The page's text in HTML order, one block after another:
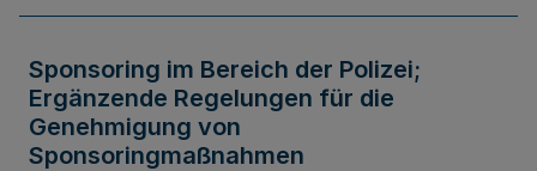
Sponsoring im Bereich der Polizei;
Ergänzende Regelungen für die
Genehmigung von
Sponsoringmaßnahmen